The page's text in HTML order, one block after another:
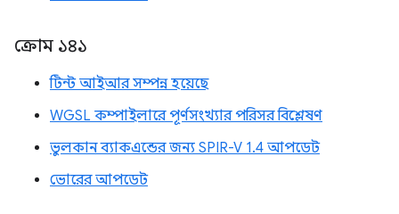
ক্রোম ১৪১
টিন্ট আইআর সম্পন্ন হয়েছে
WGSL কম্পাইলারে পূর্ণসংখ্যার পরিসর বিশ্লেষণ
ভুলকান ব্যাকএন্ডের জন্য SPIR-V 1.4 আপডেট
ভোরের আপডেট